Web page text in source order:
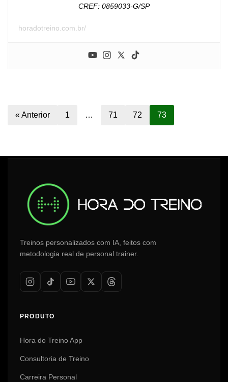
CREF: 0859033-G/SP
horadotreino.com.br/
« Anterior 1 … 71 72 73
Treinos personalizados com IA, feitos com
metodologia real de personal trainer.
PRODUTO
Hora do Treino App
Consultoria de Treino
Carreira Personal